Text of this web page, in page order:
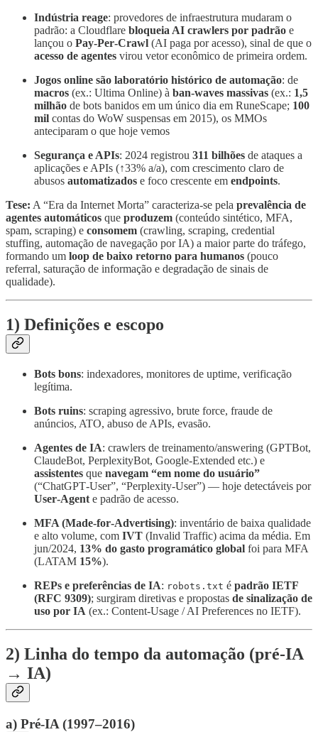
Indústria reage: provedores de infraestrutura mudaram o
padrão: a Cloudflare bloqueia AI crawlers por padrão e
lançou o Pay‑Per‑Crawl (AI paga por acesso), sinal de que o
acesso de agentes virou vetor econômico de primeira ordem.
Jogos online são laboratório histórico de automação: de
macros (ex.: Ultima Online) à ban‑waves massivas (ex.: 1,5
milhão de bots banidos em um único dia em RuneScape; 100
mil contas do WoW suspensas em 2015), os MMOs
anteciparam o que hoje vemos
Segurança e APIs: 2024 registrou 311 bilhões de ataques a
aplicações e APIs (↑33% a/a), com crescimento claro de
abusos automatizados e foco crescente em endpoints.
Tese: A “Era da Internet Morta” caracteriza‑se pela prevalência de
agentes automáticos que produzem (conteúdo sintético, MFA,
spam, scraping) e consomem (crawling, scraping, credential
stuffing, automação de navegação por IA) a maior parte do tráfego,
formando um loop de baixo retorno para humanos (pouco
referral, saturação de informação e degradação de sinais de
qualidade).
1) Definições e escopo
Bots bons: indexadores, monitores de uptime, verificação
legítima.
Bots ruins: scraping agressivo, brute force, fraude de
anúncios, ATO, abuso de APIs, evasão.
Agentes de IA: crawlers de treinamento/answering (GPTBot,
ClaudeBot, PerplexityBot, Google‑Extended etc.) e
assistentes que navegam “em nome do usuário”
(“ChatGPT‑User”, “Perplexity‑User”) — hoje detectáveis por
User‑Agent e padrão de acesso.
MFA (Made‑for‑Advertising): inventário de baixa qualidade
e alto volume, com IVT (Invalid Traffic) acima da média. Em
jun/2024, 13% do gasto programático global foi para MFA
(LATAM 15%).
REPs e preferências de IA: robots.txt é padrão IETF
(RFC 9309); surgiram diretivas e propostas de sinalização de
uso por IA (ex.: Content‑Usage / AI Preferences no IETF).
2) Linha do tempo da automação (pré‑IA
→ IA)
a) Pré‑IA (1997–2016)